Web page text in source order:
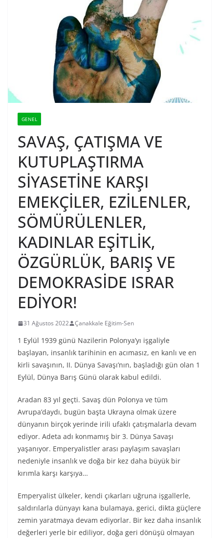
GENEL
SAVAŞ, ÇATIŞMA VE
KUTUPLAŞTIRMA
SİYASETİNE KARŞI
EMEKÇİLER, EZİLENLER,
SÖMÜRÜLENLER,
KADINLAR EŞİTLİK,
ÖZGÜRLÜK, BARIŞ VE
DEMOKRASİDE ISRAR
EDİYOR!
31 Ağustos 2022 Çanakkale Eğitim-Sen
1 Eylül 1939 günü Nazilerin Polonya’yı işgaliyle
başlayan, insanlık tarihinin en acımasız, en kanlı ve en
kirli savaşının, II. Dünya Savaşı’nın, başladığı gün olan 1
Eylül, Dünya Barış Günü olarak kabul edildi.
Aradan 83 yıl geçti. Savaş dün Polonya ve tüm
Avrupa’daydı, bugün başta Ukrayna olmak üzere
dünyanın birçok yerinde irili ufaklı çatışmalarla devam
ediyor. Adeta adı konmamış bir 3. Dünya Savaşı
yaşanıyor. Emperyalistler arası paylaşım savaşları
nedeniyle insanlık ve doğa bir kez daha büyük bir
kırımla karşı karşıya…
Emperyalist ülkeler, kendi çıkarları uğruna işgallerle,
saldırılarla dünyayı kana bulamaya, gerici, dikta güçlere
zemin yaratmaya devam ediyorlar. Bir kez daha insanlık
değerleri yerle bir ediliyor, doğa geri dönüşü olmayan